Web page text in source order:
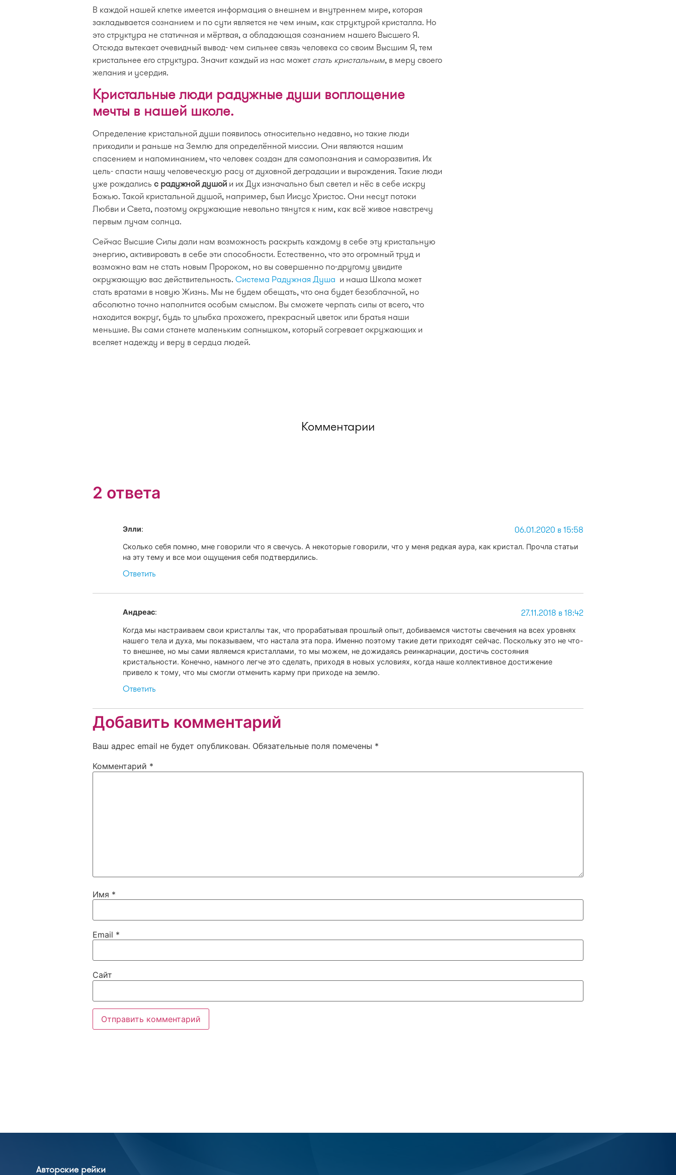
В каждой нашей клетке имеется информация о внешнем и внутреннем мире, которая
закладывается сознанием и по сути является не чем иным, как структурой кристалла. Но
это структура не статичная и мёртвая, а обладающая сознанием нашего Высшего Я.
Отсюда вытекает очевидный вывод- чем сильнее связь человека со своим Высшим Я, тем
кристальнее его структура. Значит каждый из нас может стать кристальным, в меру своего
желания и усердия.
Кристальные люди радужные души воплощение
мечты в нашей школе.
Определение кристальной души появилось относительно недавно, но такие люди
приходили и раньше на Землю для определённой миссии. Они являются нашим
спасением и напоминанием, что человек создан для самопознания и саморазвития. Их
цель- спасти нашу человеческую расу от духовной деградации и вырождения. Такие люди
уже рождались с радужной душой и их Дух изначально был светел и нёс в себе искру
Божью. Такой кристальной душой, например, был Иисус Христос. Они несут потоки
Любви и Света, поэтому окружающие невольно тянутся к ним, как всё живое навстречу
первым лучам солнца.
Сейчас Высшие Силы дали нам возможность раскрыть каждому в себе эту кристальную
энергию, активировать в себе эти способности. Естественно, что это огромный труд и
возможно вам не стать новым Пророком, но вы совершенно по-другому увидите
окружающую вас действительность. Система Радужная Душа и наша Школа может
стать вратами в новую Жизнь. Мы не будем обещать, что она будет безоблачной, но
абсолютно точно наполнится особым смыслом. Вы сможете черпать силы от всего, что
находится вокруг, будь то улыбка прохожего, прекрасный цветок или братья наши
меньшие. Вы сами станете маленьким солнышком, который согревает окружающих и
вселяет надежду и веру в сердца людей.
Комментарии
2 ответа
Элли: 06.01.2020 в 15:58
Сколько себя помню, мне говорили что я свечусь. А некоторые говорили, что у меня редкая аура, как кристал. Прочла статьи
на эту тему и все мои ощущения себя подтвердились.
Ответить
Андреас: 27.11.2018 в 18:42
Когда мы настраиваем свои кристаллы так, что прорабатывая прошлый опыт, добиваемся чистоты свечения на всех уровнях
нашего тела и духа, мы показываем, что настала эта пора. Именно поэтому такие дети приходят сейчас. Поскольку это не что-
то внешнее, но мы сами являемся кристаллами, то мы можем, не дожидаясь реинкарнации, достичь состояния
кристальности. Конечно, намного легче это сделать, приходя в новых условиях, когда наше коллективное достижение
привело к тому, что мы смогли отменить карму при приходе на землю.
Ответить
Добавить комментарий
Ваш адрес email не будет опубликован. Обязательные поля помечены *
Комментарий *
Имя *
Email *
Сайт
Авторские рейки